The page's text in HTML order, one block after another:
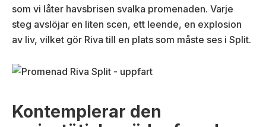
som vi låter havsbrisen svalka promenaden. Varje
steg avslöjar en liten scen, ett leende, en explosion
av liv, vilket gör Riva till en plats som måste ses i Split.
Kontemplerar den